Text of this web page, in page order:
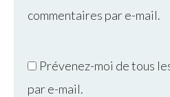
commentaires par e-mail.
Prévenez-moi de tous
par e-mail.